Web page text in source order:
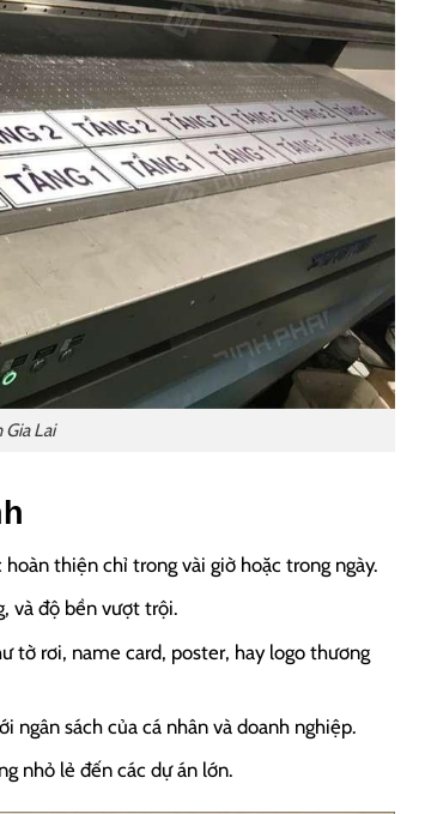
Lai
thiện chỉ trong vài giờ hoặc trong ngày.
và độ bền vượt trội.
tờ rơi, name card, poster, hay logo thương
sách của cá nhân và doanh nghiệp.
nhỏ lẻ đến các dự án lớn.